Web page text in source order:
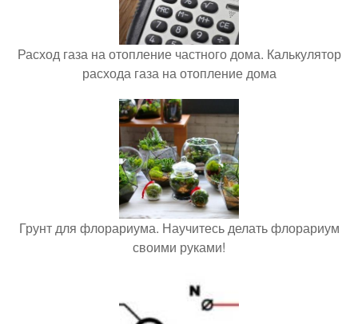
Расход газа на отопление частного дома. Калькулятор
расхода газа на отопление дома
Грунт для флорариума. Научитесь делать флорариум
своими руками!